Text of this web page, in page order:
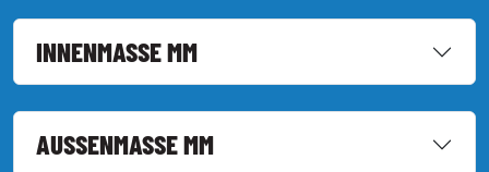
INNENMASSE MM
AUSSENMASSE MM